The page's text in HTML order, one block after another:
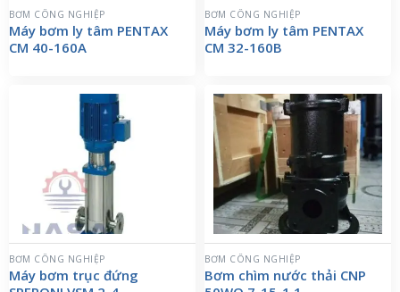
BƠM CÔNG NGHIỆP
Máy bơm ly tâm PENTAX
CM 40-160A
BƠM CÔNG NGHIỆP
Máy bơm ly tâm PENTAX
CM 32-160B
BƠM CÔNG NGHIỆP
Máy bơm trục đứng
BƠM CÔNG NGHIỆP
Bơm chìm nước thải CNP